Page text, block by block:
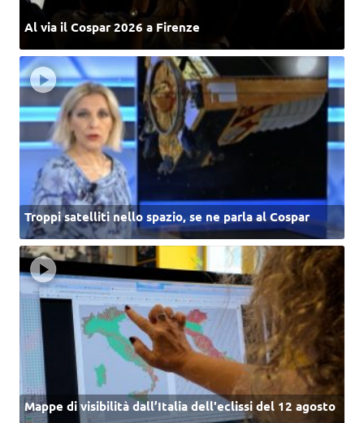
Al via il Cospar 2026 a Firenze
Troppi satelliti nello spazio, se ne parla al Cospar
Mappe di visibilità dall’Italia dell'eclissi del 12 agosto